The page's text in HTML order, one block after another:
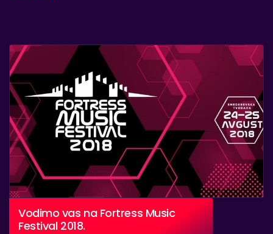
Vodimo vas na Fortress Music
Festival 2018.